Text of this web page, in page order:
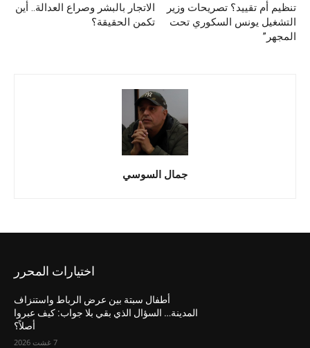
الاتجار بالبشر وصراع العدالة.. أين
تكمن الحقيقة؟
تنظيم أم تقييد؟ تصريحات وزير
التشغيل يونس السكوري تحت
المجهر”
جمال السوسي
اختيارات المحرر
أطفال سبتة بين عرض الرباط واستنزاف
المدينة… السؤال الذي بقي بلا جواب: كيف عبروا
أصلاً؟
7 غشت 2026